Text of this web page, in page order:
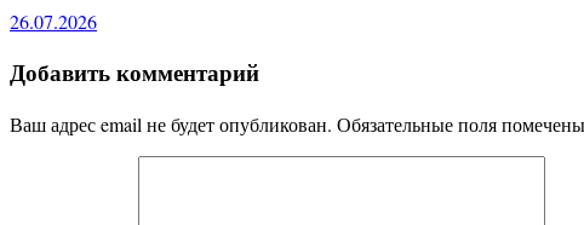
26.07.2026
Добавить комментарий
Ваш адрес email не будет опубликован. Обязательные поля помечены